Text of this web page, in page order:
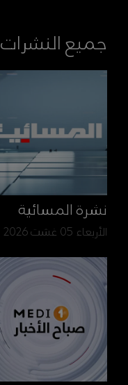
جميع النشرات
نشرة المسائية
الأربعاء 05 غشت 2026